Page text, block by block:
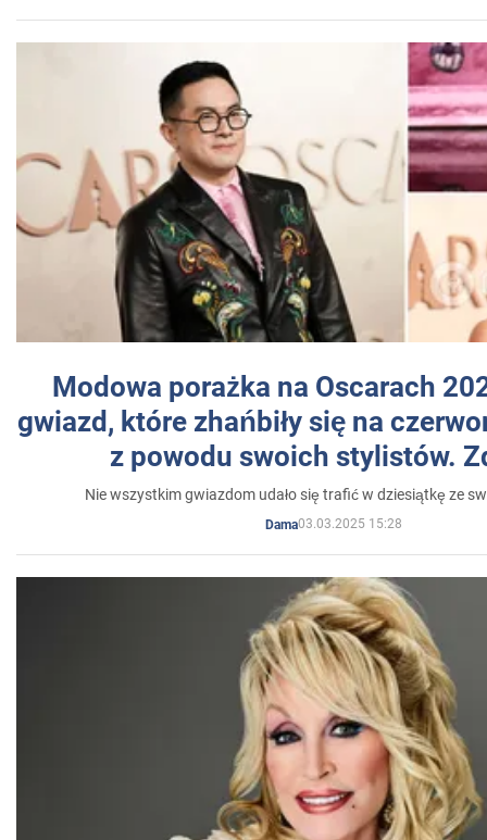
Modowa porażka na Oscarach
gwiazd, które zhańbiły się na
z powodu swoich stylistów.
Nie wszystkim gwiazdom udało się trafić w dziesiątkę ze
Dama03.03.2025 15:28